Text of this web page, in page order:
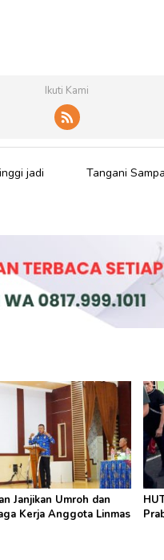
Ikuti Kami
jadi
Tangani
Janjikan Umroh dan
Kerja Anggota Linmas